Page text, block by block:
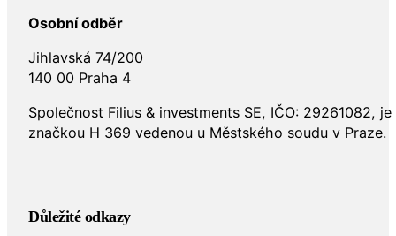
Osobní odběr
Jihlavská 74/200
140 00 Praha 4
Společnost Filius & investments SE, IČO: 29261082,
značkou H 369 vedenou u Městského soudu v Praze.
Důležité odkazy